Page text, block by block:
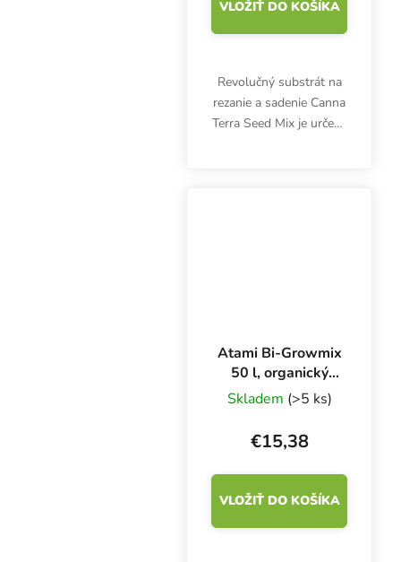
VLOŽIŤ DO KOŠÍKA
Revolučný substrát na
rezanie a sadenie Canna
Terra Seed Mix je určený
Atami Bi-Growmix
50 l, organický
substrát
Skladem (>5 ks)
€15,38
VLOŽIŤ DO KOŠÍKA